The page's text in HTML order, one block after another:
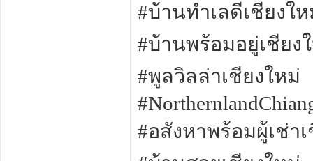
#บ้านทำเลดีเชียงใ
#บ้านพร้อมอยู่เชียง
#พูลวิลล่าเชียงใหม่
#อสังหาพร้อมผู้เช่า